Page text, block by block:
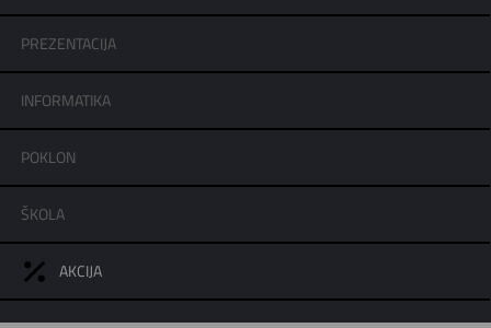
PREZENTACIJA
INFORMATIKA
POKLON
ŠKOLA
AKCIJA